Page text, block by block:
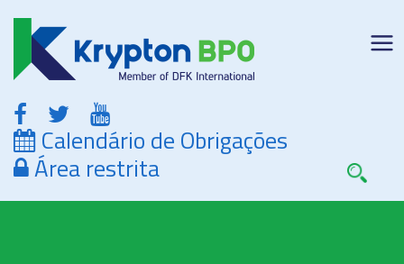
Calendário de Obrigações
Área restrita